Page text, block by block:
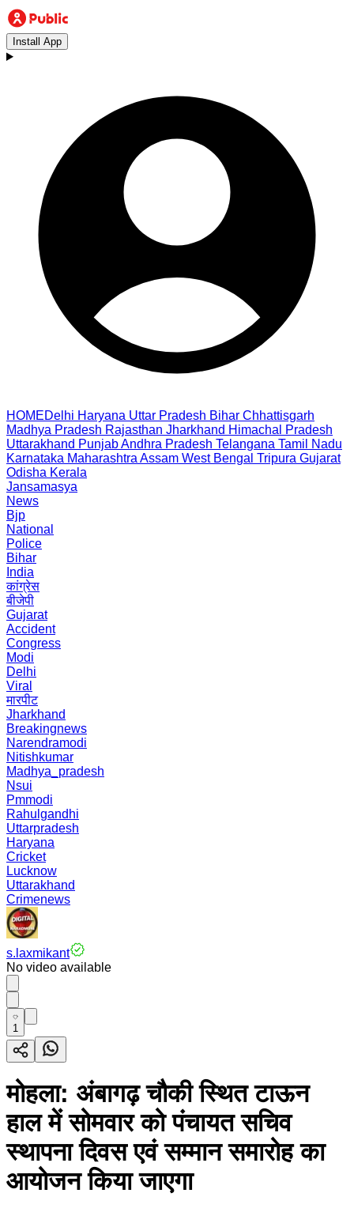
Install App
HOMEDelhi Haryana Uttar Pradesh Bihar Chhattisgarh
Madhya Pradesh Rajasthan Jharkhand Himachal Pradesh
Uttarakhand PunjabAndhra Pradesh Telangana Tamil Nadu
Karnataka Maharashtra Assam West Bengal Tripura Gujarat
Odisha Kerala
Jansamasya
News
Bjp
National
Police
Bihar
India
कांग्रेस
बीजेपी
Gujarat
Accident
Congress
Modi
Delhi
Viral
मारपीट
Jharkhand
Breakingnews
Narendramodi
Nitishkumar
Madhya_pradesh
Nsui
Pmmodi
Rahulgandhi
Uttarpradesh
Haryana
Cricket
Lucknow
Uttarakhand
Crimenews
s.laxmikant
No video available
1
मोहला: अंबागढ़ चौकी स्थित टाऊन
हाल में सोमवार को पंचायत सचिव
स्थापना दिवस एवं सम्मान समारोह का
आयोजन किया जाएगा